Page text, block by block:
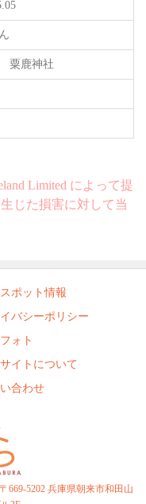
粟鹿神社
Limited によって提
じた損害に対して当
ポット情報
バシーポリシー
ォト
イトについて
合わせ
669-5202 兵庫県朝来市和田山